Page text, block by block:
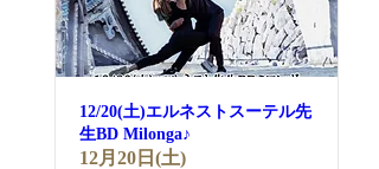
12/20(土)エルネストスーテル先
生BD Milonga♪
12月20日(土)